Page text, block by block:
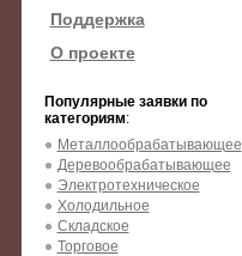
Поддержка
О проекте
Популярные заявки по
категориям:
Металлообрабатывающее
Деревообрабатывающее
Электротехническое
Холодильное
Складское
Торговое